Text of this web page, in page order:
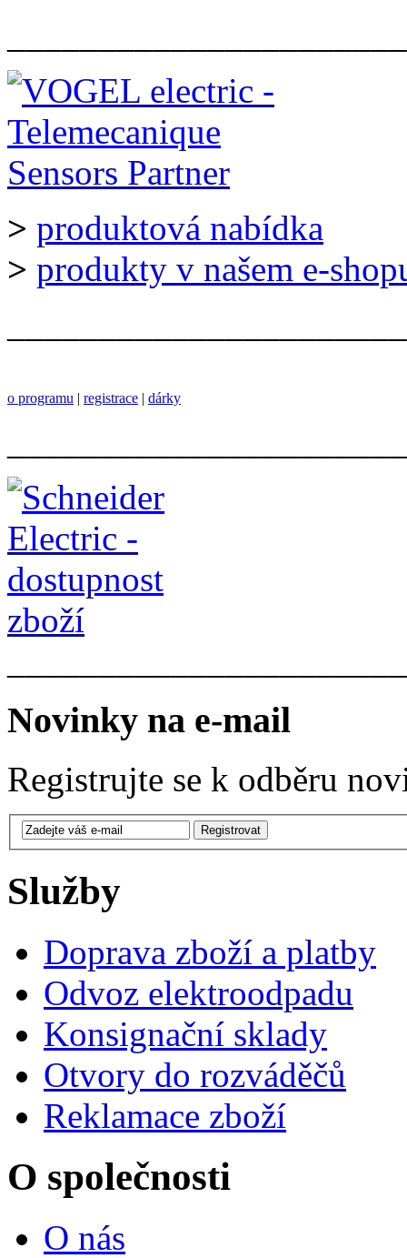
> produktová nabídka
> produkty v našem e-
o programu | registrace | dárky
Novinky na e-mail
Registrujte se k odběru
Služby
Doprava zboží a platby
Odvoz elektroodpadu
Konsignační sklady
Otvory do rozváděčů
Reklamace zboží
O společnosti
O nás